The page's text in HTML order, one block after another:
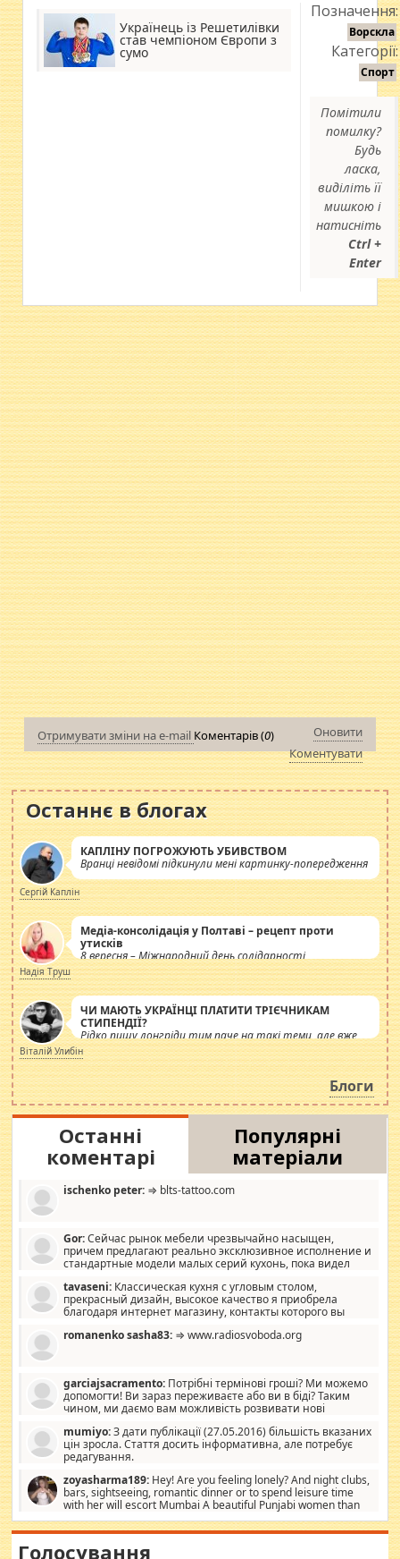
Українець із Решетилівки
став чемпіоном Європи з
сумо
Позначення:
Ворскла
Категорії:
Спорт
Помітили
помилку?
Будь
ласка,
виділіть її
мишкою і
натисніть
Ctrl +
Enter
Отримувати зміни на e-mail Коментарів (0)
Оновити
Коментувати
Останнє в блогах
КАПЛІНУ ПОГРОЖУЮТЬ УБИВСТВОМ
Вранці невідомі підкинули мені картинку-попередження
Сергій Каплін
Медіа-консолідація у Полтаві – рецепт проти
утисків
8 вересня – Міжнародний день солідарності
журналістів.
Надія Труш
ЧИ МАЮТЬ УКРАЇНЦІ ПЛАТИТИ ТРІЄЧНИКАМ
СТИПЕНДІЇ?
Рідко пишу лонгріди тим паче на такі теми, але вже
просто дістало! Обурюють сьогоднішні інсенуації
навколо стипендіального питання. Штучно
роздувається ще одна соціальна катастрофа.
Віталій Улибін
Блоги
Останні
коментарі
Популярні
матеріали
ischenko peter: ⇒ blts-tattoo.com
Gor:Сейчас рынок мебели чрезвычайно насыщен,
причем предлагают реально эксклюзивное исполнение и
стандартные модели малых серий кухонь, пока видел
стандартные формы, в MebelOk, креативненько и что главное -
со вкусом все в порядке, без ненужных наворотов удорожающих
мебель, а это не последний фактор.
tavaseni: Классическая кухня с угловым столом,
прекрасный дизайн, высокое качество я приобрела
благодаря интернет магазину, контакты которого вы
romanenko sasha83: ⇒ www.radiosvoboda.org
garciajsacramento: Потрібні термінові гроші? Ми можемо
допомогти! Ви зараз переживаєте або ви в біді? Таким
чином, ми даємо вам можливість розвивати нові
допомагати людям, які намагаються дати їм шанс. Кожен
заслуговує на другий шанс, і, оскільки влада не зможе, вони
повинні приймати від інших. Для нас нема багато суми, і зрілість
витрат, а тільки узгоджених сум і нічого іншого. Не чекайте і не
коментуйте цей пост. Введіть суму, яку ви хочете подати, і ми
зв'яжемося з вами з усіма варіантами. зв'яжіться з нами
сьогодні на garciajsacramento@gmail.com Вам потрібні термінові
гроші? Ми можемо допомогти!
mumiyo:З дати публікації (27.05.2016) більшість вказаних
цін зросла. Стаття досить інформативна, але потребує
редагування.
zoyasharma189: Hey! Are you feeling lonely? And night clubs,
bars, sightseeing, romantic dinner or to spend leisure time
with her will escort Mumbai A beautiful Punjabi women than
sexy escort companion in arms that you guys feel like 5 star luxury
hotel had to spend the night in their search for loved solitaire free
woman "Love Solitaire" beautiful figure and shapely body shapes.
Голосування